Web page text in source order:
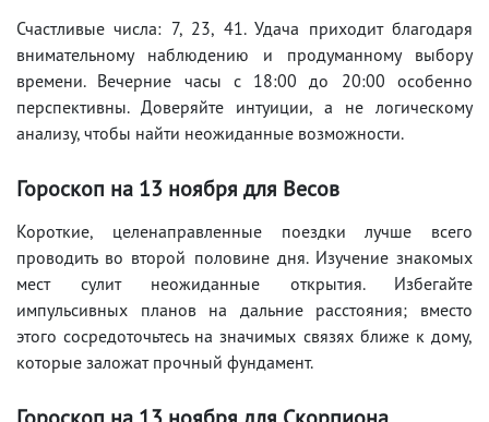
Счастливые числа: 7, 23, 41. Удача приходит благодаря
внимательному наблюдению и продуманному выбору
времени. Вечерние часы с 18:00 до 20:00 особенно
перспективны. Доверяйте интуиции, а не логическому
анализу, чтобы найти неожиданные возможности.
Гороскоп на 13 ноября для Весов
Короткие, целенаправленные поездки лучше всего
проводить во второй половине дня. Изучение знакомых
мест сулит неожиданные открытия. Избегайте
импульсивных планов на дальние расстояния; вместо
этого сосредоточьтесь на значимых связях ближе к дому,
которые заложат прочный фундамент.